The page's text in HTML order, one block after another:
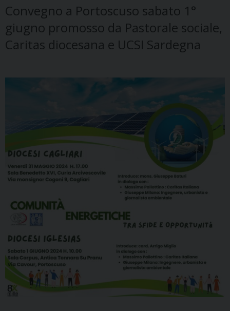
Convegno a Portoscuso sabato 1°
giugno promosso da Pastorale sociale,
Caritas diocesana e UCSI Sardegna